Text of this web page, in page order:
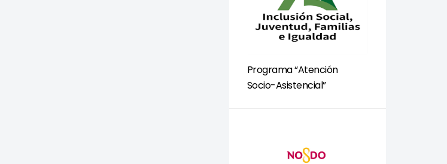
Programa “Atención
Socio-Asistencial”